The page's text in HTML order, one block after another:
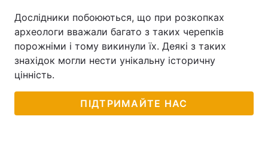
Дослідники побоюються, що при розкопках
археологи вважали багато з таких черепків
порожніми і тому викинули їх. Деякі з таких
знахідок могли нести унікальну історичну
цінність.
ПІДТРИМАЙТЕ НАС